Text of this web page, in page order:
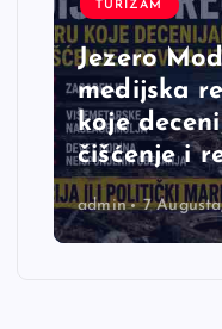
TURIZAM
Jezero
medijska
koje
čišćenje i
admin 7